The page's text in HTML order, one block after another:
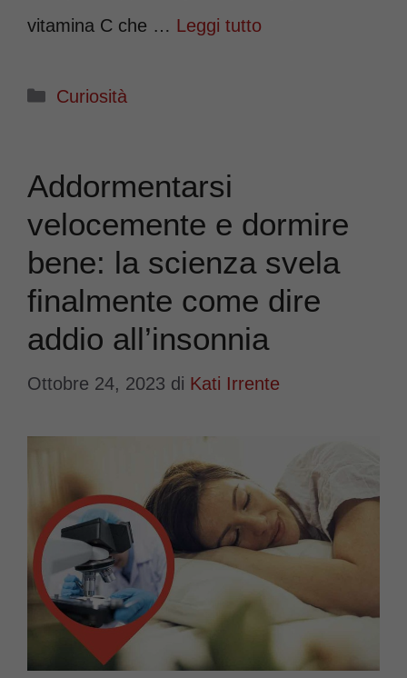
vitamina C che … Leggi tutto
Categorie
Curiosità
Addormentarsi
velocemente e dormire
bene: la scienza svela
finalmente come dire
addio all’insonnia
Ottobre 24, 2023 di Kati Irrente